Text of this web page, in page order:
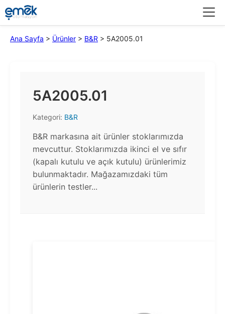
Ana Sayfa > Ürünler > B&R > 5A2005.01
5A2005.01
Kategori: B&R
B&R markasına ait ürünler stoklarımızda
mevcuttur. Stoklarımızda ikinci el ve sıfır
(kapalı kutulu ve açık kutulu) ürünlerimiz
bulunmaktadır.​ Mağazamızdaki tüm
ürünlerin testler...